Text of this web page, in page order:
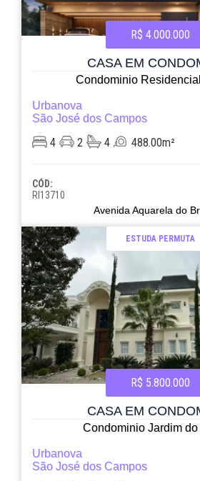
R$ 4.000.000
CASA EM
Condominio
Urbanova
São José dos Campos
4 2 4 488.00m²
CÓD:
RI13710
Avenida Aquarela do
ESTUDA PERMUTA
R$ 5.800.000
CASA EM
Condominio Jardim do
Urbanova
São José dos Campos